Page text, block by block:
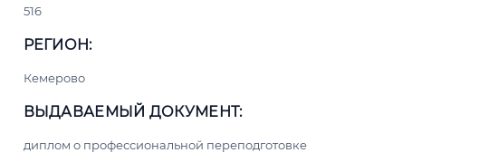
516
РЕГИОН:
Кемерово
ВЫДАВАЕМЫЙ ДОКУМЕНТ:
диплом о профессиональной переподготовке